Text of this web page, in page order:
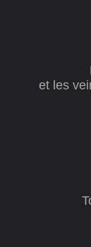
et les